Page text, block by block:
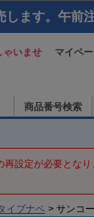
ます。午前
ゃいませ マイペ
商品番号検索
設定が必要となり
イプナベ > サンコ